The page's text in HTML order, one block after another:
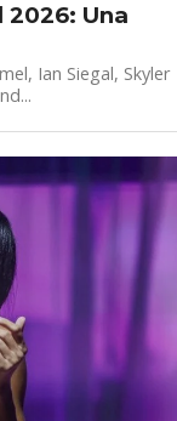
Una
Ian Siegal, Skyler